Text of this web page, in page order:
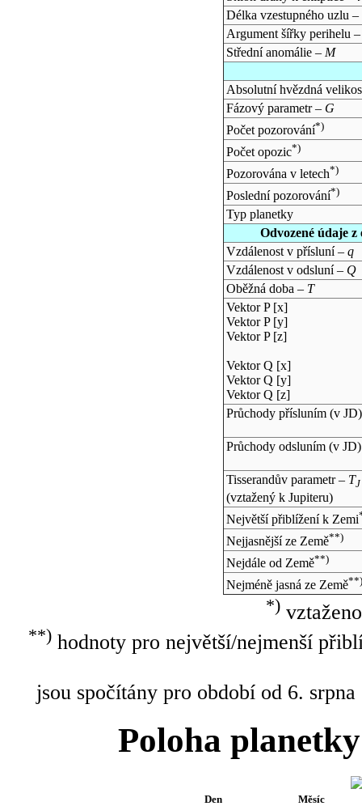
Délka vzestupného uzlu –
Argument šířky perihelu
Střední anomálie – M
Absolutní hvězdná
Fázový parametr – G
Počet pozorování*)
Počet opozic*)
Pozorována v letech*)
Poslední pozorování*)
Typ planetky
Odvozené údaje
Vzdálenost v přísluní – q
Vzdálenost v odsluní – Q
Oběžná doba – T
Vektor P [x]
Vektor P [y]
Vektor P [z]
Vektor Q [x]
Vektor Q [y]
Vektor Q [z]
Průchody přísluním (v JD)
Průchody odsluním (v JD)
Tisserandův parametr – TJ
(vztažený k Jupiteru)
Největší přiblížení k Zemi
Nejjasnější ze Země**)
Nejdále od Země**)
Nejméně jasná ze Země**)
*)
**)hodnoty pro největší/nejmenší
jsou spočítány pro období od 6.
Poloha
Den Měsíc